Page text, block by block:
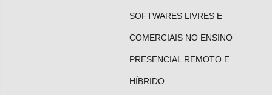
SOFTWARES LIVRES E
COMERCIAIS NO ENSINO
PRESENCIAL REMOTO E
HÍBRIDO